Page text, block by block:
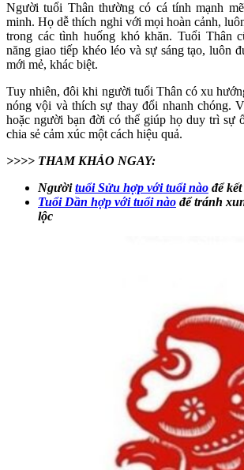
Người tuổi Thân thường có cá tính mạnh
minh. Họ dễ thích nghi với mọi hoàn cảnh,
trong các tình huống khó khăn. Tuổi Thân
năng giao tiếp khéo léo và sự sáng tạo, luôn
mới mẻ, khác biệt.
Tuy nhiên, đôi khi người tuổi Thân có xu
nóng vội và thích sự thay đổi nhanh chóng.
hoặc người bạn đời có thể giúp họ duy trì sự
chia sẻ cảm xúc một cách hiệu quả.
>>>> THAM KHẢO NGAY:
Ngườituổi Sửu hợp với tuổi nào để
Tuổi Dần hợp với tuổi nào để tránh
lộc